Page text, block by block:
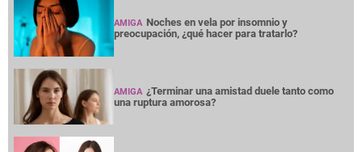
AMIGA Noches en vela por insomnio y
preocupación, ¿qué hacer para tratarlo?
AMIGA ¿Terminar una amistad duele tanto como
una ruptura amorosa?